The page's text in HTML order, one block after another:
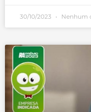
30/10/2023 Nenhum